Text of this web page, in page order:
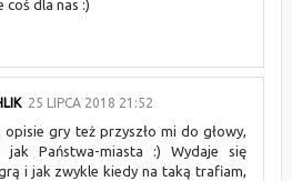
coś dla nas :)
25 LIPCA 2018 21:52
gry też przyszło mi do głowy,
Państwa-miasta :) Wydaje się
i jak zwykle kiedy na taką trafiam,